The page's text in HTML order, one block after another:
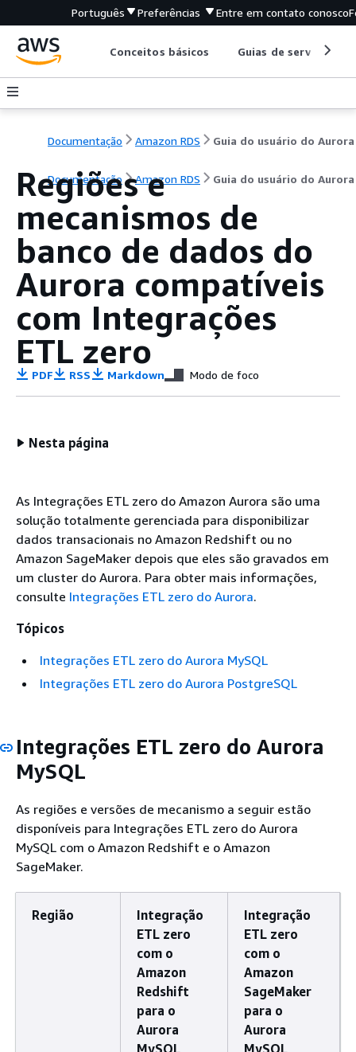
Português Preferências Entre em contato conosco
Conceitos básicos Guias de serviço
Documentação Amazon RDS Guia do usuário do Aurora
Documentação Amazon RDS Guia do usuário do Aurora
Regiões e
mecanismos de
banco de dados do
Aurora compatíveis
com Integrações
ETL zero
PDF RSS Markdown Modo de foco
Nesta página
As Integrações ETL zero do Amazon Aurora são uma
solução totalmente gerenciada para disponibilizar
dados transacionais no Amazon Redshift ou no
Amazon SageMaker depois que eles são gravados em
um cluster do Aurora. Para obter mais informações,
consulte Integrações ETL zero do Aurora.
Tópicos
Integrações ETL zero do Aurora MySQL
Integrações ETL zero do Aurora PostgreSQL
Integrações ETL zero do Aurora
MySQL
As regiões e versões de mecanismo a seguir estão
disponíveis para Integrações ETL zero do Aurora
MySQL com o Amazon Redshift e o Amazon
SageMaker.
Região
Integração
ETL zero
com o
Amazon
Redshift
para o
Aurora
MySQL
Integração
ETL zero
com o
Amazon
SageMaker
para o
Aurora
MySQL